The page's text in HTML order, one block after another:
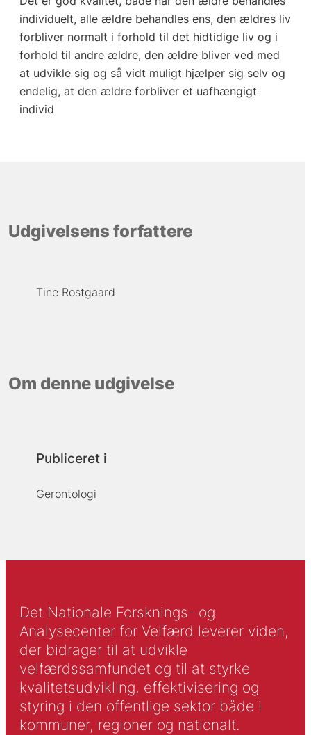
individuelt, alle ældre behandles ens, den ældres liv
forbliver normalt i forhold til det hidtidige liv og i
forhold til andre ældre, den ældre bliver ved med
at udvikle sig og så vidt muligt hjælper sig selv og
endelig, at den ældre forbliver et uafhængigt
individ
Udgivelsens forfattere
Tine Rostgaard
Om denne udgivelse
Publiceret i
Gerontologi
Det Nationale Forsknings- og
Analysecenter for Velfærd leverer viden,
der bidrager til at udvikle
velfærdssamfundet og til at styrke
kvalitetsudvikling, effektivisering og
styring i den offentlige sektor både i
kommuner, regioner og nationalt.